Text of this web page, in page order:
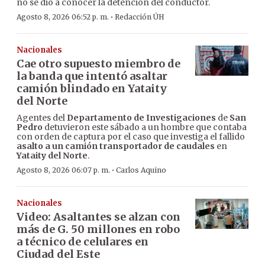
no se dio a conocer la detención del conductor.
Agosto 8, 2026 06:52 p. m. · Redacción ÚH
Nacionales
Cae otro supuesto miembro de
la banda que intentó asaltar
camión blindado en Yataity
del Norte
Agentes del Departamento de Investigaciones de San
Pedro detuvieron este sábado a un hombre que contaba
con orden de captura por el caso que investiga el fallido
asalto a un camión transportador de caudales en
Yataity del Norte.
Agosto 8, 2026 06:07 p. m. · Carlos Aquino
Nacionales
Video: Asaltantes se alzan con
más de G. 50 millones en robo
a técnico de celulares en
Ciudad del Este